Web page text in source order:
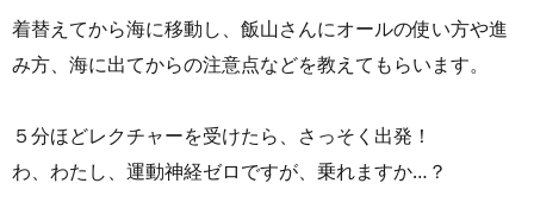
着替えてから海に移動し、飯山さんにオールの使い方や進
み方、海に出てからの注意点などを教えてもらいます。
５分ほどレクチャーを受けたら、さっそく出発！
わ、わたし、運動神経ゼロですが、乗れますか…？